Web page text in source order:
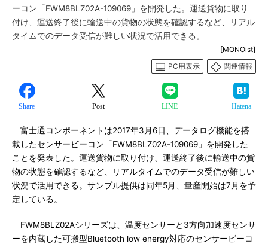
ーコン「FWM8BLZ02A-109069」を開発した。運送貨物に取り
付け、運送終了後に輸送中の貨物の状態を確認するなど、リアル
タイムでのデータ受信が難しい状況で活用できる。
[MONOist]
PC用表示
関連情報
Share Post LINE Hatena
富士通コンポーネントは2017年3月6日、データログ機能を搭
載したセンサービーコン「FWM8BLZ02A-109069」を開発した
ことを発表した。運送貨物に取り付け、運送終了後に輸送中の貨
物の状態を確認するなど、リアルタイムでのデータ受信が難しい
状況で活用できる。サンプル提供は同年5月、量産開始は7月を予
定している。
FWM8BLZ02Aシリーズは、温度センサーと3方向加速度センサ
ーを内蔵した可搬型Bluetooth low energy対応のセンサービーコ